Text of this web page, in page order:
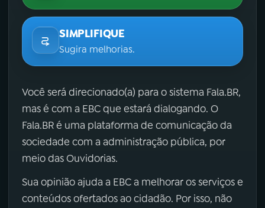
SIMPLIFIQUE
Sugira melhorias.
Você será direcionado(a) para o sistema Fala.BR,
mas é com a EBC que estará dialogando. O
Fala.BR é uma plataforma de comunicação da
sociedade com a administração pública, por
meio das Ouvidorias.
Sua opinião ajuda a EBC a melhorar os serviços e
conteúdos ofertados ao cidadão. Por isso, não